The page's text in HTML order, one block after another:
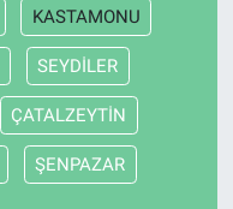
KASTAMONU
SEYDİLER
ÇATALZEYTİN
ŞENPAZAR